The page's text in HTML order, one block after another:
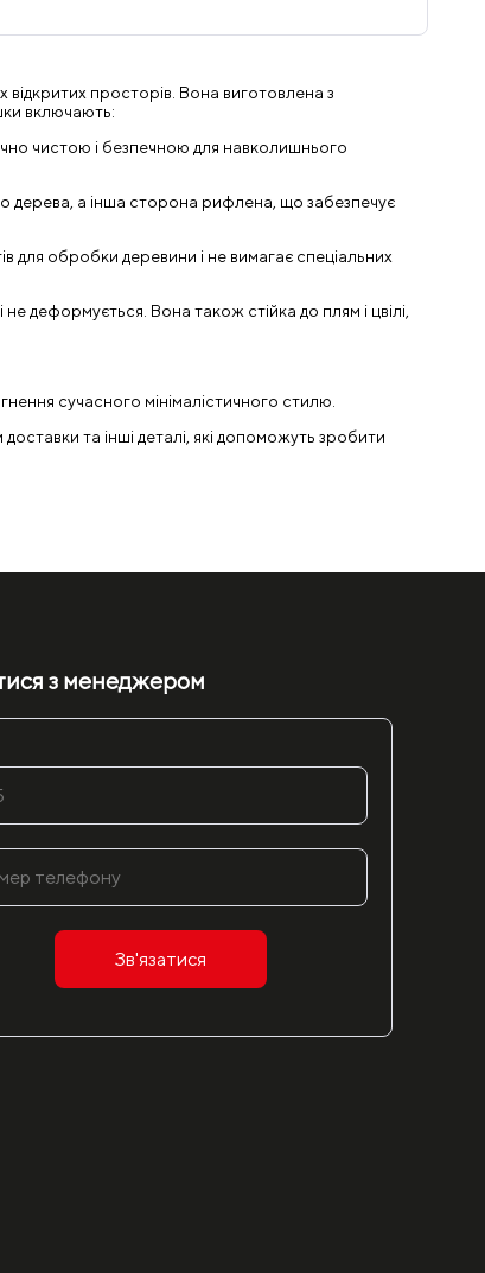
просторів. Вона виготовлена з
включають:
чистою і безпечною для навколишнього
дерева, а інша сторона рифлена, що забезпечує
обробки деревини і не вимагає спеціальних
деформується. Вона також стійка до плям і цвілі,
сучасного мінімалістичного стилю.
та інші деталі, які допоможуть зробити
з менеджером
Зв'язатися